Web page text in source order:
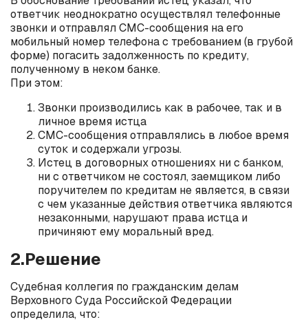
ответчик неоднократно осуществлял телефонные
звонки и отправлял СМС-сообщения на его
мобильный номер телефона с требованием (в грубой
форме) погасить задолженность по кредиту,
полученному в неком банке.
При этом:
Звонки производились как в рабочее, так и в
личное время истца
СМС-сообщения отправлялись в любое время
суток и содержали угрозы.
Истец в договорных отношениях ни с банком,
ни с ответчиком не состоял, заемщиком либо
поручителем по кредитам не является, в связи
с чем указанные действия ответчика являются
незаконными, нарушают права истца и
причиняют ему моральный вред.
2.Решение
Судебная коллегия по гражданским делам
Верховного Суда Российской Федерации
определила, что: